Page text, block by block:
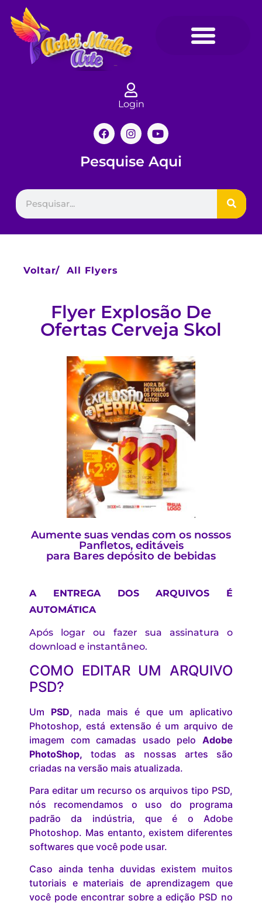
Login
Pesquise Aqui
Voltar/ All Flyers
Flyer Explosão De
Ofertas Cerveja Skol
Aumente suas vendas com os nossos
Panfletos, editáveis
para Bares depósito de bebidas
A ENTREGA DOS ARQUIVOS É
AUTOMÁTICA
Após logar ou fazer sua assinatura o
download e instantâneo.
COMO EDITAR UM ARQUIVO
PSD?
Um PSD, nada mais é que um aplicativo
Photoshop, está extensão é um arquivo de
imagem com camadas usado pelo Adobe
PhotoShop, todas as nossas artes são
criadas na versão mais atualizada.
Para editar um recurso os arquivos tipo PSD,
nós recomendamos o uso do programa
padrão da indústria, que é o Adobe
Photoshop. Mas entanto, existem diferentes
softwares que você pode usar.
Caso ainda tenha duvidas existem muitos
tutoriais e materiais de aprendizagem que
você pode encontrar sobre a edição PSD no